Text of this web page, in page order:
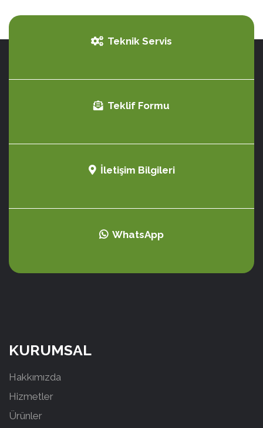
Teknik Servis
Teklif Formu
İletişim Bilgileri
WhatsApp
KURUMSAL
Hakkımızda
Hizmetler
Ürünler